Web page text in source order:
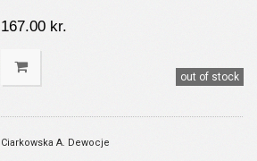
167.00 kr.
out of stock
Ciarkowska A. Dewocje